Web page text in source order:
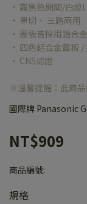
• 霧黑色開關/白燈
• 單切、 三路兩用
• 蓋板皆採用鋁合
• 四色鋁合金蓋板
• CNS認證
※溫馨提醒：此商
國際牌 Panasonic
NT$909
商品編號:
規格